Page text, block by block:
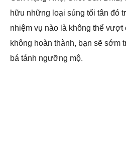
hữu những loại súng tối tân đó
nhiệm vụ nào là không thể vượt
không hoàn thành, bạn sẽ sớm
bá tánh ngưỡng mộ.